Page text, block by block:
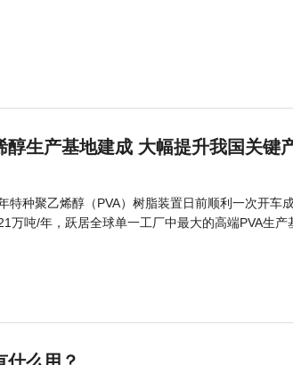
醇生产基地建成 大幅提升我国关键
特种聚乙烯醇（PVA）树脂装置日前顺利一次开车
万吨/年，跃居全球单一工厂中最大的高端PVA生产